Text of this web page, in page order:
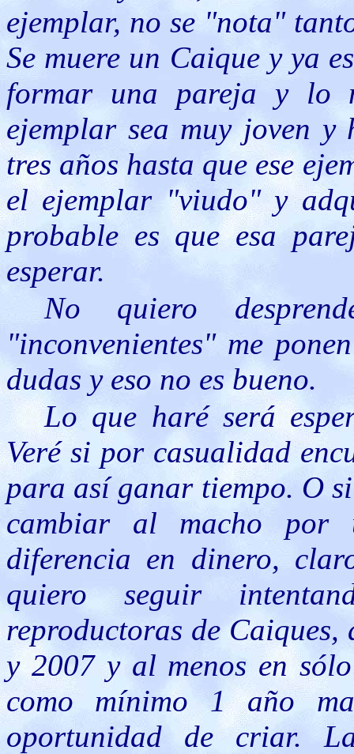
ejemplar, no se "nota"
Se muere un Caique y ya
formar una pareja y lo
ejemplar sea muy joven
tres años hasta que ese
el ejemplar "viudo" y
probable es que esa
esperar.
No quiero
"inconvenientes" me
dudas y eso no es bueno.
Lo que haré será
Veré si por casualidad
para así ganar tiempo. O
cambiar al macho por
diferencia en dinero,
quiero seguir
reproductoras de Caiques,
y 2007 y al menos en
como mínimo 1 año
oportunidad de criar.